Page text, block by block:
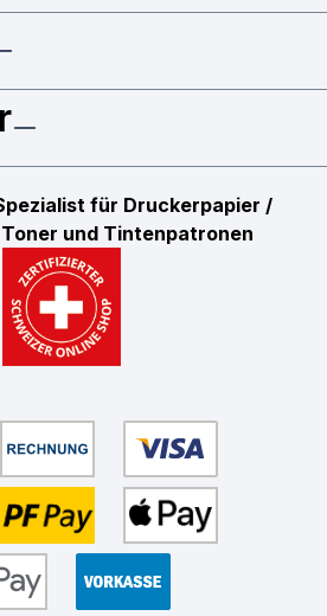
für Druckerpapier /
und Tintenpatronen